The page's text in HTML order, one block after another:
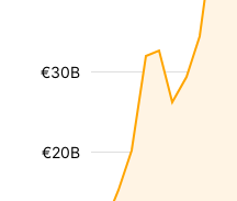
€20B
€30B